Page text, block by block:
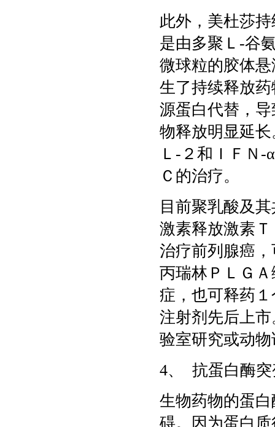
此外，美杜莎
是由多聚Ｌ-谷
微球粒的胶体
生了持续释放
源蛋白代替，
物释放明显延
Ｌ-２和ＩＦＮ-
Ｃ的治疗。
目前聚乳酸及
激素释放激素
治疗前列腺癌
丙瑞林ＰＬＧ
症，也可释药
注射剂先后上
验室研究或动
4、 抗蛋白酶突
生物药物的蛋
碍。因为蛋白